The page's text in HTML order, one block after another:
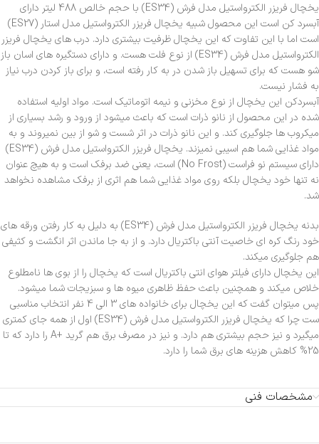
یخچال فریزر الکترواستیل مدل فرش (ES34) با حجم خالص 488 لیتر دارای
آبسرد کن است این محصول شبیه یخچال فریزر الکترواستیل مدل استار (ES27)
است اما با این تفاوت که این یخچال ظرفیت بیشتری دارد. درب های یخچال فریزر
الکترواستیل مدل فرش (ES34) از نوع فلت هست. و دارای دستگیره های اسان باز
شو هست که برای تسهیل باز شدن در به کار رفته است، و برای باز کردن درب نیاز
به فشار نیست.
آبسردکن این یخچال از نوع مخزنی و نیمه اتوماتیک است. مواد اولیه استفاده
شده در این محصول از نانو ذرات است که باعث میشود از ورود و رشد بسیاری از
میکروب ها جلوگیری کند. و این نانو ذرات در اثر شست و شو از بین نمیروند و به
مواد غذایی شما هم اسیبی نمیزند. یخچال فریزر الکترواستیل مدل فرش (ES34)
دارای سیستم نو فراست (No Frost) است، یعنی ضد برفک است و به هیچ عنوان
نه تنها خود یخچال بلکه روی مواد غذایی شما هم اثری از برفک مشاهده نخواهد
شد.
بدنه یخچال فریزر الکترواستیل مدل فرش (ES34) به دلیل به کار رفتن ورقه های
خود رنگ کره ای خاصیت آنتی باکتریال دارد. و از به جا ماندن اثر انگشت و کثیفی
هم جلوگیری میکند.
این یخچال دارای فیلتر هوای انتی باکتریال است که یخچال را از بوی ها نامطلوع
خلاص میکند و همچنین باعث حفظ ظاهری میوه ها و سبزیجات شما میشود.
پس میتوان گفت که این یخچال برای خانواده های 3 الی 4 نفر انتخاب مناسبی
ست چرا که یخچال فریزر الکترواستیل مدل فرش (ES34) اول از همه جای کمتری
میگیرد و نیز حجم بیشتری هم دارد. و نیز در مصرف برق هم گرید +A را دارد که تا
25% کاهش هزینه های برق شما را دارد.
مشخصات فنی